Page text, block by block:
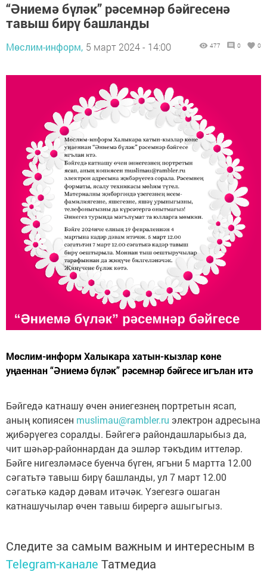
“Әниемә бүләк” рәсемнәр бәйгесенә
тавыш бирү башланды
Мөслим-информ, 5 март 2024 - 14:00 477 0 0
Мөслим-информ Халыкара хатын-кызлар көне
уңаеннан “Әниемә бүләк” рәсемнәр бәйгесе игълан итә
Бәйгедә катнашу өчен әниегезнең портретын ясап,
аның копиясен muslimau@rambler.ru электрон адресына
җибәрүегез соралды. Бәйгегә райондашларыбыз да,
чит шәһәр-районнардан да эшләр тәкъдим иттеләр.
Бәйге нигезләмәсе буенча бүген, ягъни 5 мартта 12.00
сәгатьтә тавыш бирү башланды, ул 7 март 12.00
сәгатькә кадәр дәвам итәчәк. Үзегезгә ошаган
катнашучылар өчен тавыш бирергә ашыгыгыз.
Следите за самым важным и интересным в
Telegram-канале Татмедиа